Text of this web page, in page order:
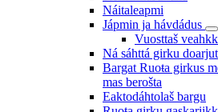
Náitaleapmi
Jápmin ja hávdádus
Vuosttaš
Ná sáhttá girku
Bargat Ruoŧa girkus
mas berošta
Eaktodáhtolaš bargu